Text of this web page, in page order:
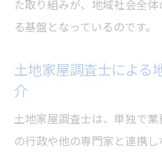
土地家屋調査士の
由
た取り組みが、地域社会全
る基盤となっているのです。
土地家屋調査士による
介
土地家屋調査士は、単独で
の行政や他の専門家と連携